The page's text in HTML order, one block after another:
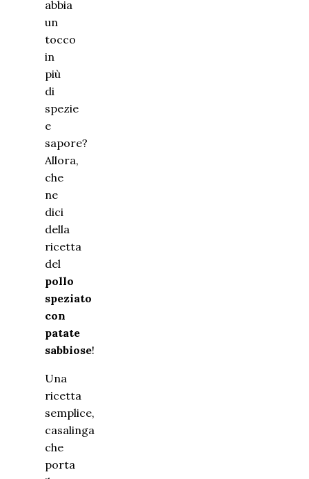
abbia
un
tocco
in
più
di
spezie
e
sapore?
Allora,
che
ne
dici
della
ricetta
del
pollo
speziato
con
patate
sabbiose!
Una
ricetta
semplice,
casalinga
che
porta